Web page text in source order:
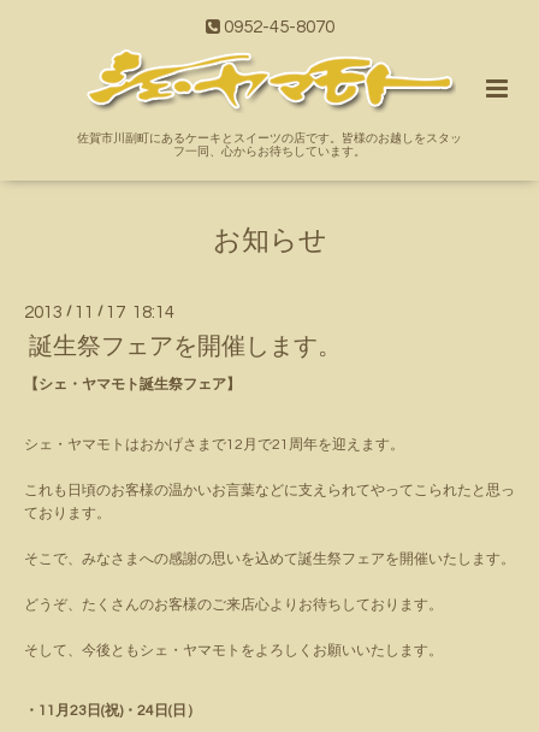
0952-45-8070
佐賀市川副町にあるケーキとスイーツの店です。皆様のお越しをスタッ
フ一同、心からお待ちしています。
お知らせ
2013 / 11 / 17 18:14
誕生祭フェアを開催します。
【シェ・ヤマモト誕生祭フェア】
シェ・ヤマモトはおかげさまで12月で21周年を迎えます。
これも日頃のお客様の温かいお言葉などに支えられてやってこられたと思っ
ております。
そこで、みなさまへの感謝の思いを込めて誕生祭フェアを開催いたします。
どうぞ、たくさんのお客様のご来店心よりお待ちしております。
そして、今後ともシェ・ヤマモトをよろしくお願いいたします。
・11月23日(祝)・24日(日）